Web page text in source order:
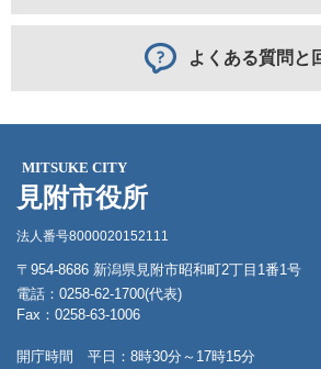
よくある質問と
MITSUKE CITY
見附市役所
法人番号8000020152111
〒954-8686 新潟県見附市昭和町2丁目1番1号
電話：0258-62-1700(代表)
Fax：0258-63-1006
開庁時間 平日：8時30分～17時15分